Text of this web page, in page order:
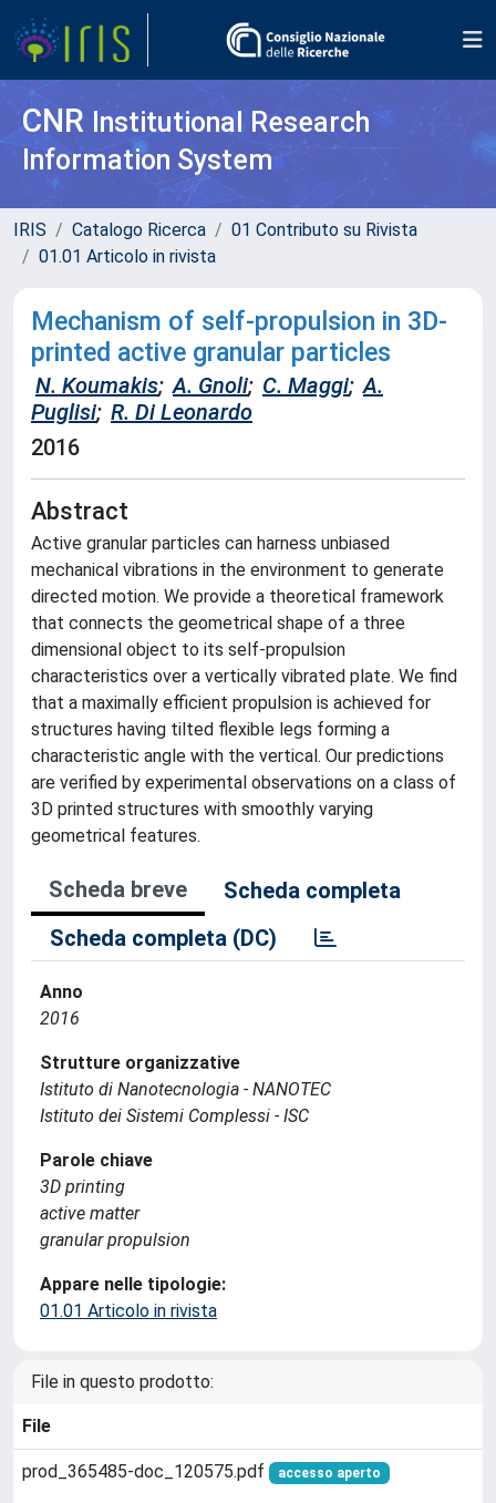
CNR Institutional Research
Information System
IRIS Catalogo Ricerca
01 Contributo su Rivista
01.01 Articolo in rivista
Mechanism of self-propulsion in 3D-
printed active granular particles
N. Koumakis; A. Gnoli; C. Maggi; A.
Puglisi; R. Di Leonardo
2016
Abstract
Active granular particles can harness unbiased
mechanical vibrations in the environment to generate
directed motion. We provide a theoretical framework
that connects the geometrical shape of a three
dimensional object to its self-propulsion
characteristics over a vertically vibrated plate. We find
that a maximally efficient propulsion is achieved for
structures having tilted flexible legs forming a
characteristic angle with the vertical. Our predictions
are verified by experimental observations on a class of
3D printed structures with smoothly varying
geometrical features.
Scheda breve
Scheda completa
Scheda completa (DC)
Anno
2016
Strutture organizzative
Istituto di Nanotecnologia - NANOTEC
Istituto dei Sistemi Complessi - ISC
Parole chiave
3D printing
active matter
granular propulsion
Appare nelle tipologie:
01.01 Articolo in rivista
File in questo prodotto:
File
prod_365485-doc_120575.pdf accesso aperto